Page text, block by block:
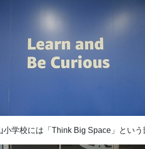
小学校には「Think Big Space」という